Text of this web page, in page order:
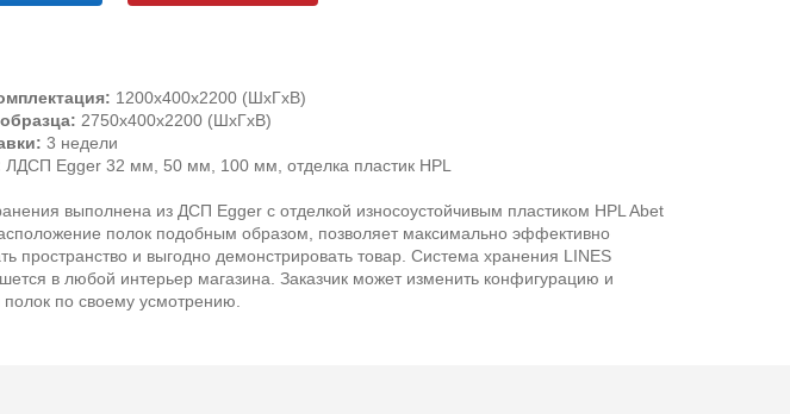
1200х400х2200 (ШхГхВ)
2750х400х2200 (ШхГхВ)
3 недели
ЛДСП Egger 32 мм, 50 мм, 100 мм, отделка пластик HPL
выполнена из ДСП Egger с отделкой износоустойчивым пластиком HPL Abet
полок подобным образом, позволяет максимально эффективно
пространство и выгодно демонстрировать товар. Система хранения LINES
в любой интерьер магазина. Заказчик может изменить конфигурацию и
по своему усмотрению.